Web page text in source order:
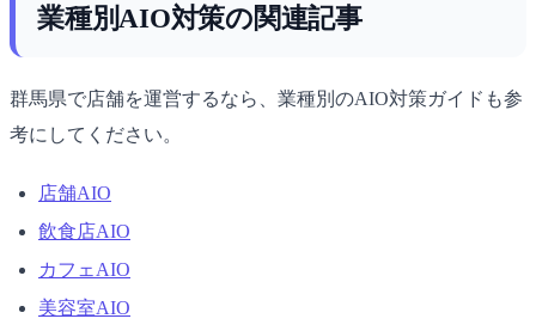
業種別AIO対策の関連記事
群馬県で店舗を運営するなら、業種別のAIO対策ガイドも参
考にしてください。
店舗AIO
飲食店AIO
カフェAIO
美容室AIO